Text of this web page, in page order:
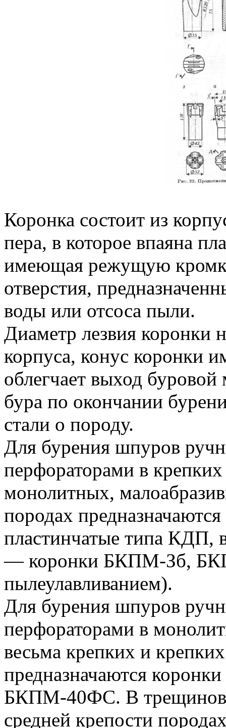
Коронка состоит из
пера, в которое впаяна
имеющая режущую
отверстия,
воды или отсоса пыли.
Диаметр лезвия коронки
корпуса, конус коронки
облегчает выход
бура по окончании
стали о породу.
Для бурения шпуров
перфораторами в
монолитных,
породах
пластинчатые типа КДП,
— коронки БКПМ-Зб,
пылеулавливанием).
Для бурения шпуров
перфораторами в
весьма крепких и
предназначаются
БКПМ-40ФС. В
средней крепости